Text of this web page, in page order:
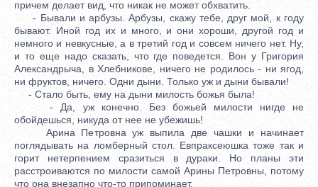
причем делает вид, что никак не может обхватить.
- Бывали и арбузы. Арбузы, скажу тебе, друг мой, к году
бывают. Иной год их и много, и они хороши, другой год и
немного и невкусные, а в третий год и совсем ничего нет. Ну,
и то еще надо сказать, что где поведется. Вон у Григория
Александрыча, в Хлебникове, ничего не родилось - ни ягод,
ни фруктов, ничего. Одни дыни. Только уж и дыни бывали!
- Стало быть, ему на дыни милость божья была!
- Да, уж конечно. Без божьей милости нигде не
обойдешься, никуда от нее не убежишь!
Арина Петровна уж выпила две чашки и начинает
поглядывать на ломберный стол. Евпраксеюшка тоже так и
горит нетерпением сразиться в дураки. Но планы эти
расстроиваются по милости самой Арины Петровны, потому
что она внезапно что-то припоминает.